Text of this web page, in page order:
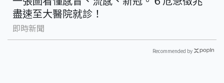
盡速至大醫院就診！
即時新聞
Recommended by